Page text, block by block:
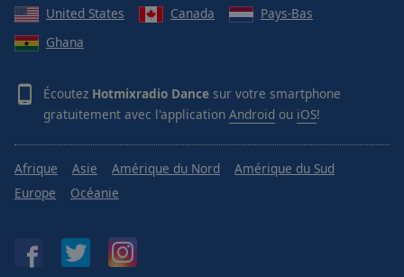
United States
Canada
Pays-Bas
Ghana
Écoutez Hotmixradio Dance sur votre smartphone
gratuitement avec l'application Android ou iOS!
Afrique Asie Amérique du Nord
Amérique du Sud
Europe
Océanie